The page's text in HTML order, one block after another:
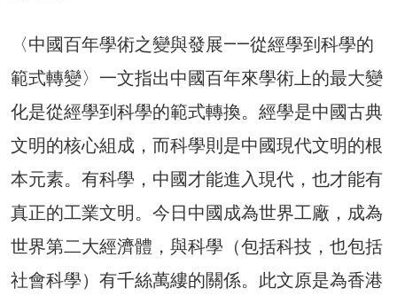
〈中國百年學術之變與發展——從經學到科學的
範式轉變〉一文指出中國百年來學術上的最大變
化是從經學到科學的範式轉換。經學是中國古典
文明的核心組成，而科學則是中國現代文明的根
本元素。有科學，中國才能進入現代，也才能有
真正的工業文明。今日中國成為世界工廠，成為
世界第二大經濟體，與科學（包括科技，也包括
社會科學）有千絲萬縷的關係。此文原是為香港